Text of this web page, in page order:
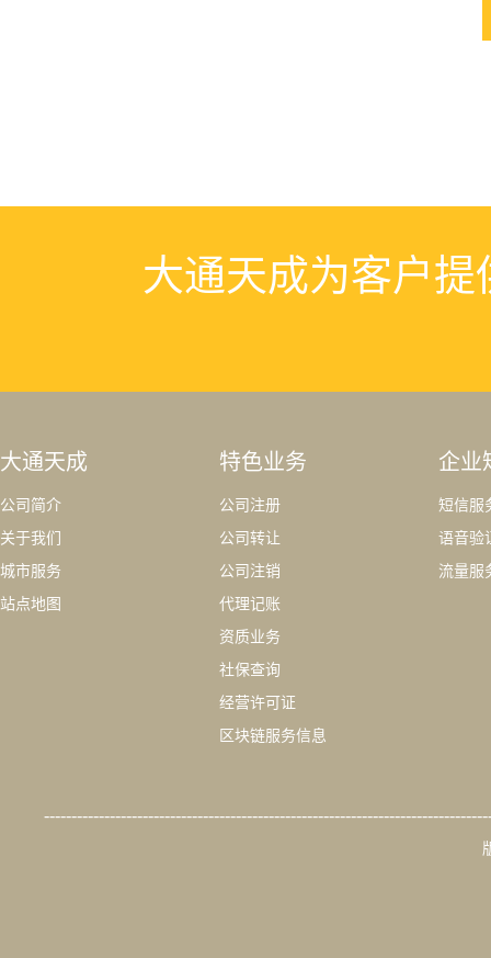
大通天成为客户
大通天成
公司简介
关于我们
城市服务
站点地图
特色业务
公司注册
公司转让
公司注销
代理记账
资质业务
社保查询
经营许可证
区块链服务信息
企业
短信服
语音验
流量服